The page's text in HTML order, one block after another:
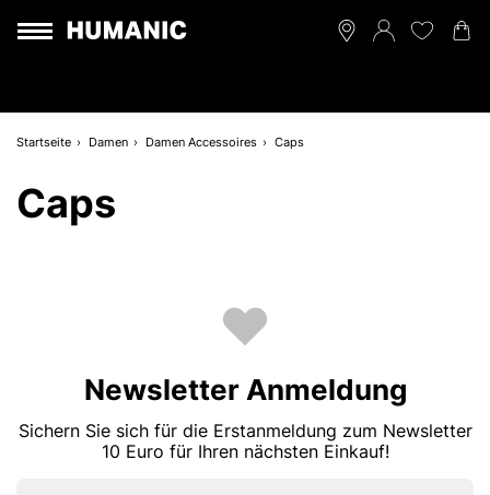
Startseite Damen Damen Accessoires Caps
Caps
Newsletter Anmeldung
Sichern Sie sich für die Erstanmeldung zum Newsletter
10 Euro für Ihren nächsten Einkauf!